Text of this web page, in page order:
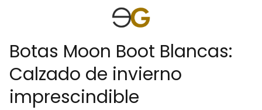
Botas Moon Boot Blancas:
Calzado de invierno
imprescindible